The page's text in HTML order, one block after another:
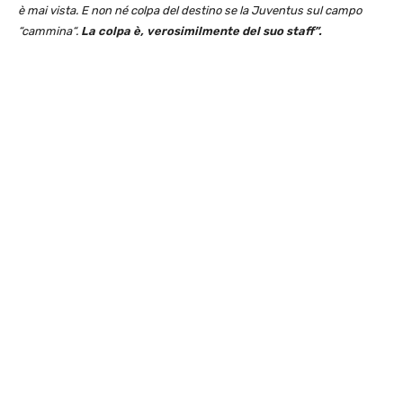
è mai vista. E non né colpa del destino se la Juventus sul campo
“cammina“. La colpa è, verosimilmente del suo staff”.